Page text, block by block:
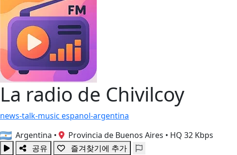
La radio de Chivilcoy
news-talk-music espanol-argentina
Argentina • Provincia de Buenos Aires • HQ 32 Kbps
공유
즐겨찾기에 추가